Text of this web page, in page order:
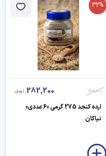
32%
415,000
282,200 تومان
ارده کنجد 275 گرمی «6 عددی»
نیاکان